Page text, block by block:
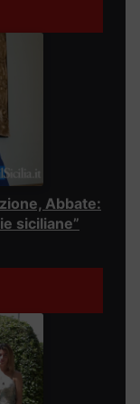
Abbate:
siciliane”